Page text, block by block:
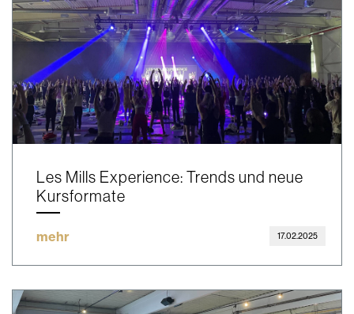
Les Mills Experience: Trends und neue
Kursformate
mehr 17.02.2025